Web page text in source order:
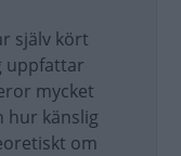
själv kört
uppfattar
mycket
hur känslig
om